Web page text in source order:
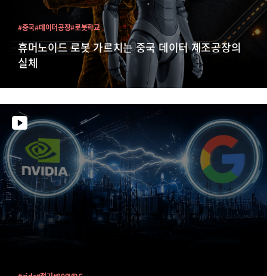
휴머노이드 로봇 가르치는 중국 데이터 제조공장의
실체
#중국#데이터공장#로봇학교